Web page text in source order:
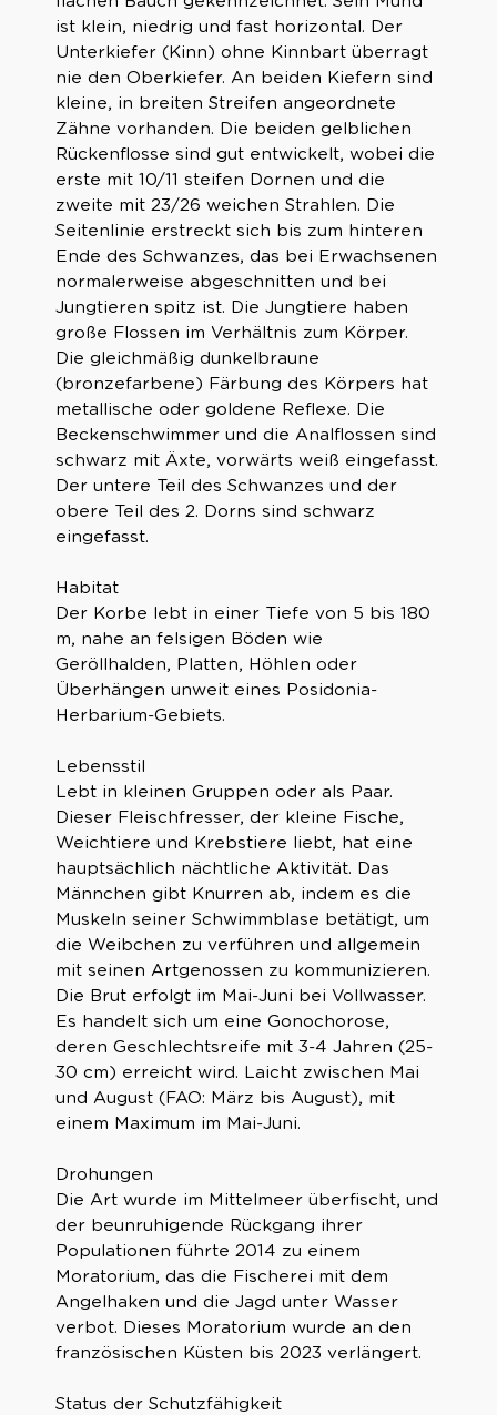
ist klein, niedrig und fast horizontal. Der
Unterkiefer (Kinn) ohne Kinnbart überragt
nie den Oberkiefer. An beiden Kiefern sind
kleine, in breiten Streifen angeordnete
Zähne vorhanden. Die beiden gelblichen
Rückenflosse sind gut entwickelt, wobei die
erste mit 10/11 steifen Dornen und die
zweite mit 23/26 weichen Strahlen. Die
Seitenlinie erstreckt sich bis zum hinteren
Ende des Schwanzes, das bei Erwachsenen
normalerweise abgeschnitten und bei
Jungtieren spitz ist. Die Jungtiere haben
große Flossen im Verhältnis zum Körper.
Die gleichmäßig dunkelbraune
(bronzefarbene) Färbung des Körpers hat
metallische oder goldene Reflexe. Die
Beckenschwimmer und die Analflossen sind
schwarz mit Äxte, vorwärts weiß eingefasst.
Der untere Teil des Schwanzes und der
obere Teil des 2. Dorns sind schwarz
eingefasst.
Habitat
Der Korbe lebt in einer Tiefe von 5 bis 180
m, nahe an felsigen Böden wie
Geröllhalden, Platten, Höhlen oder
Überhängen unweit eines Posidonia-
Herbarium-Gebiets.
Lebensstil
Lebt in kleinen Gruppen oder als Paar.
Dieser Fleischfresser, der kleine Fische,
Weichtiere und Krebstiere liebt, hat eine
hauptsächlich nächtliche Aktivität. Das
Männchen gibt Knurren ab, indem es die
Muskeln seiner Schwimmblase betätigt, um
die Weibchen zu verführen und allgemein
mit seinen Artgenossen zu kommunizieren.
Die Brut erfolgt im Mai-Juni bei Vollwasser.
Es handelt sich um eine Gonochorose,
deren Geschlechtsreife mit 3-4 Jahren (25-
30 cm) erreicht wird. Laicht zwischen Mai
und August (FAO: März bis August), mit
einem Maximum im Mai-Juni.
Drohungen
Die Art wurde im Mittelmeer überfischt, und
der beunruhigende Rückgang ihrer
Populationen führte 2014 zu einem
Moratorium, das die Fischerei mit dem
Angelhaken und die Jagd unter Wasser
verbot. Dieses Moratorium wurde an den
französischen Küsten bis 2023 verlängert.
Status der Schutzfähigkeit